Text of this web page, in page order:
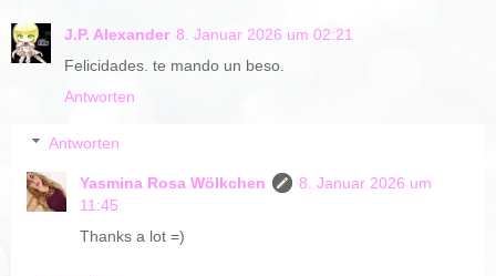
J.P. Alexander 8. Januar 2026 um 02:21
Felicidades. te mando un beso.
Antworten
Antworten
Yasmina Rosa Wölkchen
8. Januar 2026 um
11:45
Thanks a lot =)